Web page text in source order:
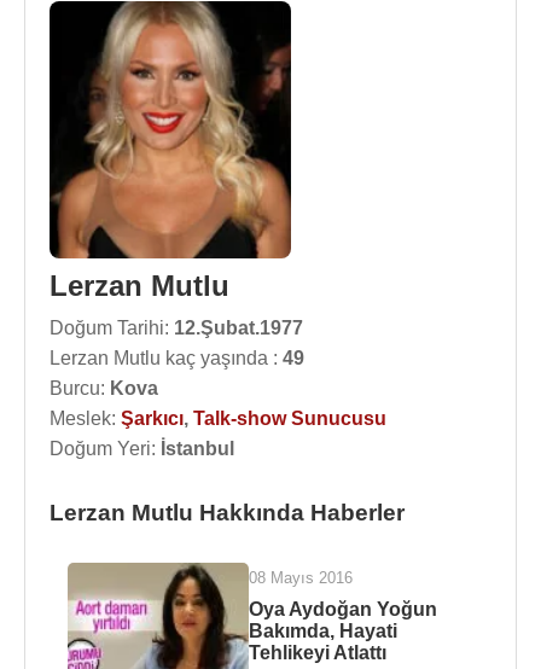
Lerzan Mutlu
Doğum Tarihi: 12.Şubat.1977
Lerzan Mutlu kaç yaşında : 49
Burcu: Kova
Meslek: Şarkıcı, Talk-show Sunucusu
Doğum Yeri: İstanbul
Lerzan Mutlu Hakkında Haberler
08 Mayıs 2016
Oya Aydoğan Yoğun
Bakımda, Hayati
Tehlikeyi Atlattı